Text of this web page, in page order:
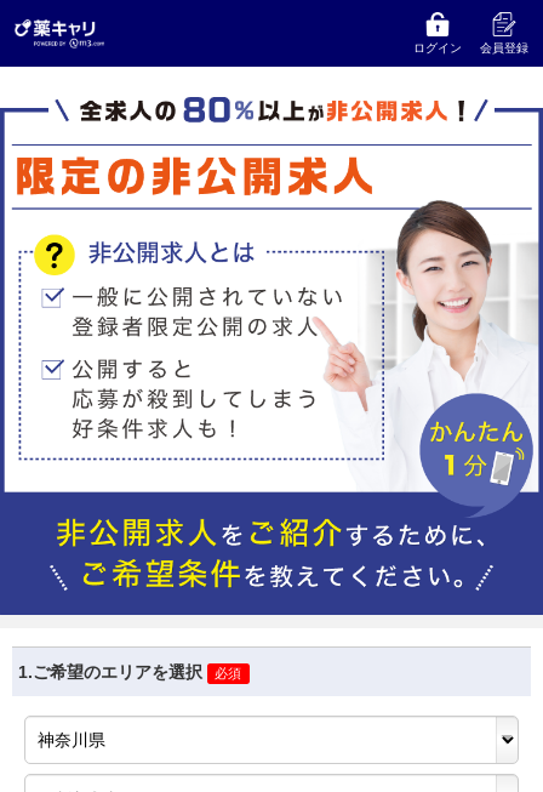
ログイン 会員登録
1.ご希望のエリアを選択 必須